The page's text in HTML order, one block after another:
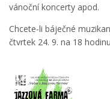
vánoční koncerty apod.
Chcete-li báječné
čtvrtek 24. 9. na 18